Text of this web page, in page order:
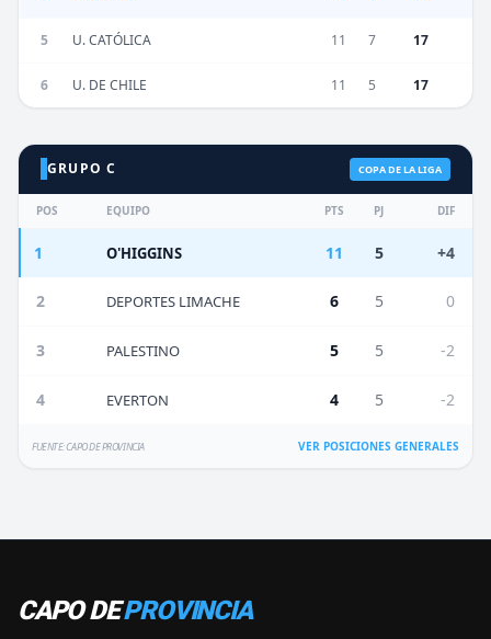
5 U. CATÓLICA 11 7 17
6 U. DE CHILE 11 5 17
GRUPO C COPA DE LA LIGA
POS EQUIPO PTS PJ DIF
1 O'HIGGINS 11 5 +4
2 DEPORTES LIMACHE 6 5 0
3 PALESTINO 5 5 -2
4 EVERTON 4 5 -2
FUENTE: CAPO DE PROVINCIA VER POSICIONES GENERALES
CAPO DEPROVINCIA